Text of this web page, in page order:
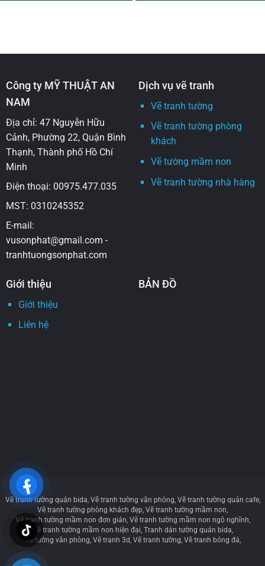
Công ty MỸ THUẬT AN
NAM
Địa chỉ: 47 Nguyễn Hữu
Cảnh, Phường 22, Quận Bình
Thạnh, Thành phố Hồ Chí
Minh
Điện thoại: 00975.477.035
MST: 0310245352
E-mail:
vusonphat@gmail.com -
tranhtuongsonphat.com
Dịch vụ vẽ tranh
Vẽ tranh tường
Vẽ tranh tường phòng
khách
Vẽ tường mầm non
Vẽ tranh tường nhà hàng
Giới thiệu
Giới thiệu
Liên hệ
BẢN ĐỒ
Vẽ tranh tường quán bida Vẽ tranh tường văn phòng Vẽ tranh tường quán cafe
Vẽ tranh tường phòng khách đẹp Vẽ tranh tường mầm non
Vẽ tranh tường mầm non đơn giản Vẽ tranh tường mầm non ngộ nghĩnh
Vẽ tranh tường mầm non hiện đại Tranh dán tường quán bida
Vẽ tường văn phòng Vẽ tranh 3d Vẽ tranh tường Vẽ tranh bóng đá